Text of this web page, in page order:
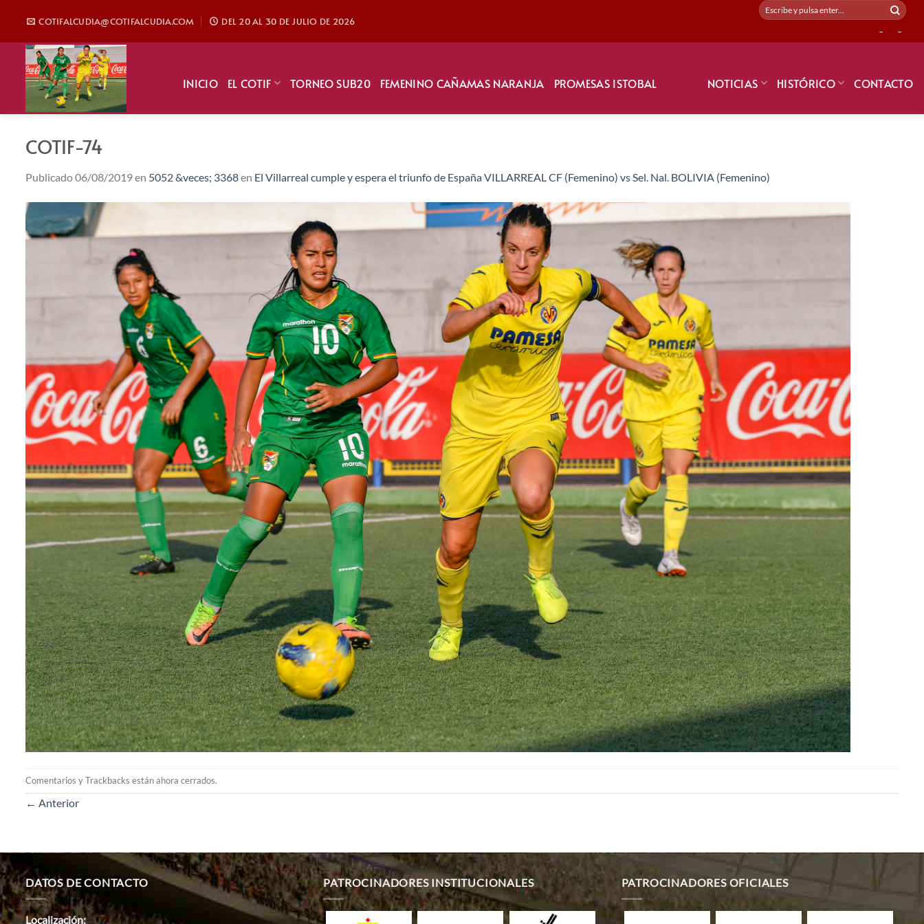
contenido
COTIFALCUDIA@COTIFALCUDIA.COM DEL 20 AL 30 DE JULIO DE 2026
- -
INICIO EL COTIF TORNEO SUB20 FEMENINO CAÑAMAS NARANJA PROMESAS ISTOBAL NOTICIAS HISTÓRICO CONTACTO
COTIF-74
Publicado06/08/2019en 5052 &veces; 3368en El Villarreal cumple y espera el triunfo de España VILLARREAL CF (Femenino) vs Sel. Nal. BOLIVIA (Femenino)
Comentarios y Trackbacks están ahora cerrados.
← Anterior
DATOS DE CONTACTO
Localización:
PATROCINADORES INSTITUCIONALES PATROCINADORES OFICIALES